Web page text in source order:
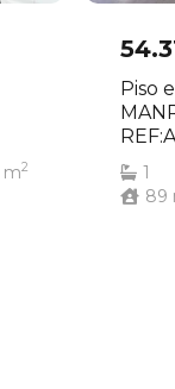
m2
Piso
1
89